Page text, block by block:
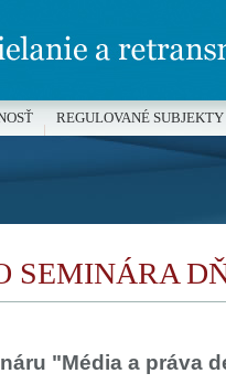
SEMINÁRA
"Média a práva
REGULOVANÉ SUBJEKTY